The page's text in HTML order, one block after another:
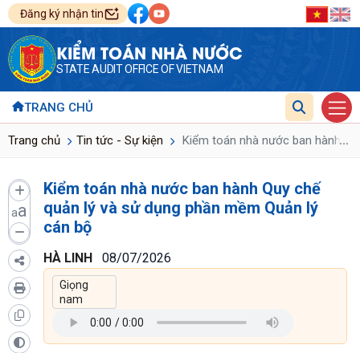
Đăng ký nhận tin
KIỂM TOÁN NHÀ NƯỚC
STATE AUDIT OFFICE OF VIETNAM
TRANG CHỦ
Trang chủ Tin tức - Sự kiện Kiểm toán nhà nước ban hành...
aa
Kiểm toán nhà nước ban hành Quy chế
quản lý và sử dụng phần mềm Quản lý
cán bộ
HÀ LINH 08/07/2026